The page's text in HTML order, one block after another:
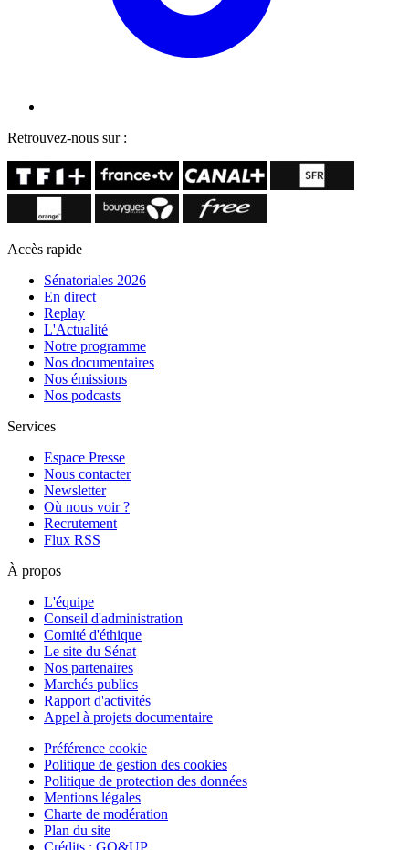
Retrouvez-nous sur :
Accès rapide
Sénatoriales 2026
En direct
Replay
L'Actualité
Notre programme
Nos documentaires
Nos émissions
Nos podcasts
Services
Espace Presse
Nous contacter
Newsletter
Où nous voir ?
Recrutement
Flux RSS
À propos
L'équipe
Conseil d'administration
Comité d'éthique
Le site du Sénat
Nos partenaires
Marchés publics
Rapport d'activités
Appel à projets documentaire
Préférence cookie
Politique de gestion des cookies
Politique de protection des données
Mentions légales
Charte de modération
Plan du site
Crédits : GO&UP